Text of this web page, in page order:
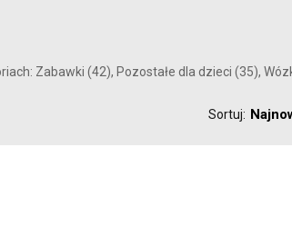
Zabawki (42), Pozostałe dla dzieci (35),
Sortuj: